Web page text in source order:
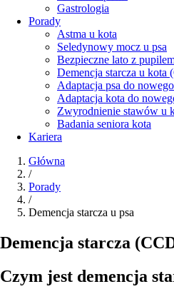
Gastrologia
Porady
Astma u kota
Seledynowy mocz u psa
Bezpieczne lato z
Demencja starcza u kota
Adaptacja psa do
Adaptacja kota do
Zwyrodnienie stawów u
Badania seniora kota
Kariera
Główna
/
Porady
/
Demencja starcza u psa
Demencja starcza
Czym jest demencja